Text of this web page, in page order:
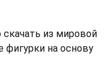
из мировой
на основу